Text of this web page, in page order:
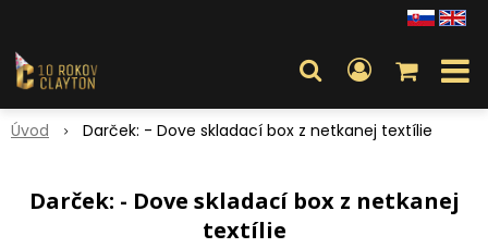
Úvod Darček: - Dove skladací box z netkanej textílie
Darček: - Dove skladací box z netkanej
textílie